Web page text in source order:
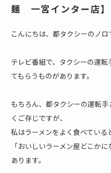
麺 一宮インター店】
こんにちは、都タクシーのノロ
テレビ番組で、タクシーの運
てもらうものがあります。
もちろん、都タクシーの運転
くご存じですが、
私はラーメンをよく食べている
「おいしいラーメン屋どこか
あります。